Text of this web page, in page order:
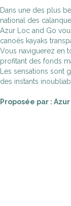
Dans une des plus
national des
Azur Loc and Go
canoës kayaks
Vous naviguerez en
profitant des fonds
Les sensations sont
des instants
Proposée par :